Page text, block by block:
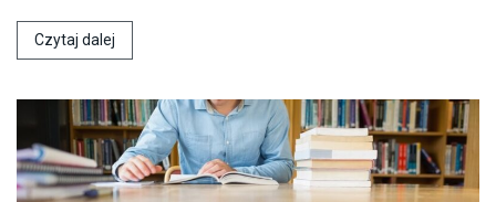
Czytaj dalej